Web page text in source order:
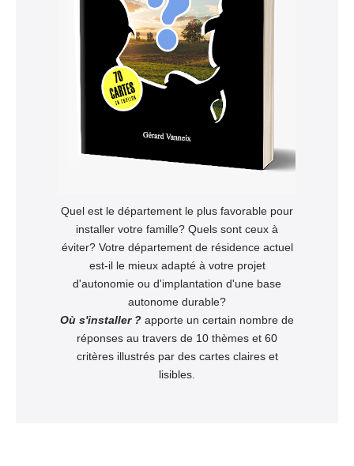
Quel est le département le plus favorable pour
installer votre famille? Quels sont ceux à
éviter? Votre département de résidence actuel
est-il le mieux adapté à votre projet
d'autonomie ou d'implantation d'une base
autonome durable?
Où s'installer ? apporte un certain nombre de
réponses au travers de 10 thèmes et 60
critères illustrés par des cartes claires et
lisibles.